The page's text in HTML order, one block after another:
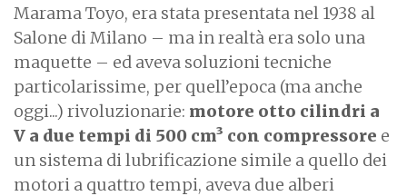
Marama Toyo, era stata presentata nel 1938 al
Salone di Milano – ma in realtà era solo una
maquette – ed aveva soluzioni tecniche
particolarissime, per quell’epoca (ma anche
oggi...) rivoluzionarie: motore otto cilindri a
V a due tempi di 500 cm³ con compressore e
un sistema di lubrificazione simile a quello dei
motori a quattro tempi, aveva due alberi